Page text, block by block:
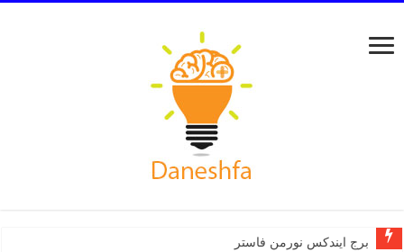
برج ایندکس نورمن فاستر